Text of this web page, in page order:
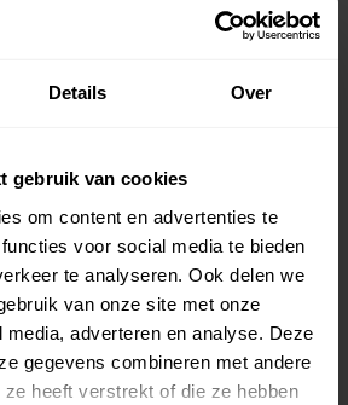
Details Over
gebruik van cookies
om content en advertenties te
voor social media te bieden
te analyseren. Ook delen we
van onze site met onze
adverteren en analyse. Deze
gegevens combineren met andere
ze heeft verstrekt of die ze hebben
jouw favoriete sport of activiteit.
Sport zoeken